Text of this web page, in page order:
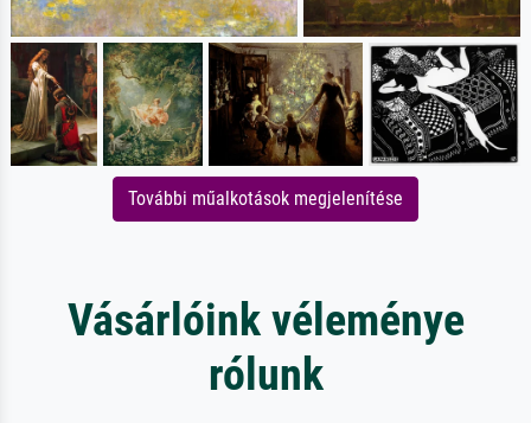
További műalkotások megjelenítése
Vásárlóink véleménye
rólunk